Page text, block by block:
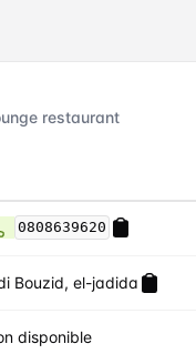
restaurant
0808639620
Bouzid, el-jadida
disponible